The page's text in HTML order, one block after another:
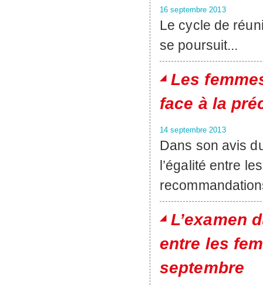
16 septembre 2013
Le cycle de
se poursuit...
Les
face à la
14 septembre 2013
Dans son avis
l’égalité entre
L’examen
entre les
septembre